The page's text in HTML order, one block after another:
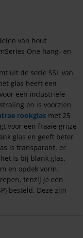
van hout
One hang- en
uit de serie SSL van
glas heeft een
een industriële
en is voorzien
rookglas met 25
voor een fraaie grijze
glas en geeft beter
is transparant, er
is bij blank glas.
en opdek vorm.
tenzij je een
besteld. Deze zijn
deuren.
SSL 4003